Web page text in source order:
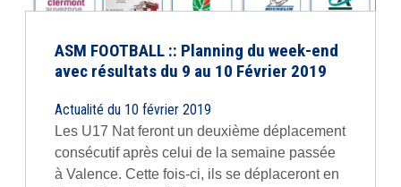
ASM FOOTBALL :: Planning du week-end
avec résultats du 9 au 10 Février 2019
Actualité du 10 février 2019
Les U17 Nat feront un deuxième déplacement
consécutif après celui de la semaine passée
à Valence. Cette fois-ci, ils se déplaceront en